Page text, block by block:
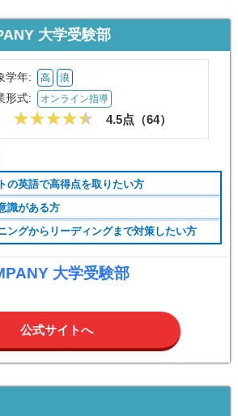
大学受験部
学年: 高 浪
形式: オンライン指導
4.5点（64）
の英語で高得点を取りたい方
識がある方
ングからリーディングまで対策したい方
大学受験部
公式サイトへ